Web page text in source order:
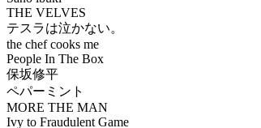
THE VELVES
テスラは泣かない。
the chef cooks me
People In The Box
保坂修平
ペパーミント
MORE THE MAN
Ivy to Fraudulent Game